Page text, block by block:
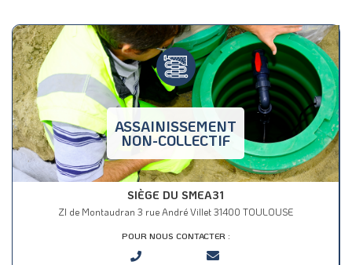
ASSAINISSEMENT
NON-COLLECTIF
SIÈGE DU SMEA31
ZI de Montaudran 3 rue André Villet 31400 TOULOUSE
POUR NOUS CONTACTER :